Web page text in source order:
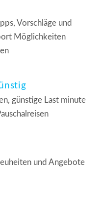
Vorschläge und
Möglichkeiten
günstige Last minute
und Angebote